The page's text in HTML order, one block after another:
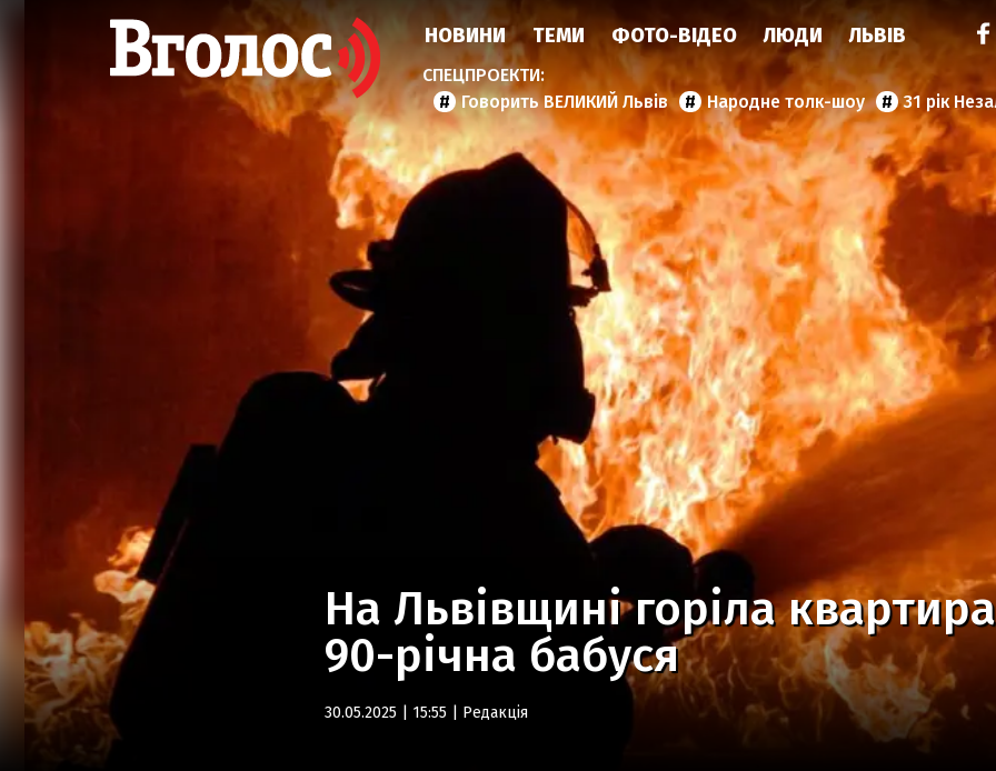
НОВИНИ ТЕМИ ФОТО-ВІДЕО ЛЮДИ ЛЬВІВ
Говорить ВЕЛИКИЙ Львів Народне толк-шоу 31 рік
На Львівщині горіла
90-річна бабуся
30.05.2025 | 15:55 | Редакція